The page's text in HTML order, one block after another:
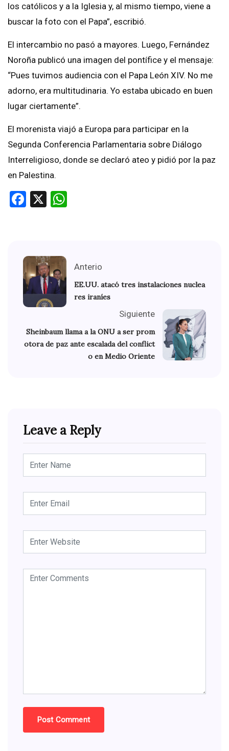
los católicos y a la Iglesia y, al mismo tiempo, viene a
buscar la foto con el Papa”, escribió.
El intercambio no pasó a mayores. Luego, Fernández
Noroña publicó una imagen del pontífice y el mensaje:
“Pues tuvimos audiencia con el Papa León XIV. No me
adorno, era multitudinaria. Yo estaba ubicado en buen
lugar ciertamente”.
El morenista viajó a Europa para participar en la
Segunda Conferencia Parlamentaria sobre Diálogo
Interreligioso, donde se declaró ateo y pidió por la paz
en Palestina.
Facebook
X
Anterio
EE.UU. atacó tres instalaciones nuclea
res iraníes
Siguiente
Sheinbaum llama a la ONU a ser prom
otora de paz ante escalada del conflict
o en Medio Oriente
Leave a Reply